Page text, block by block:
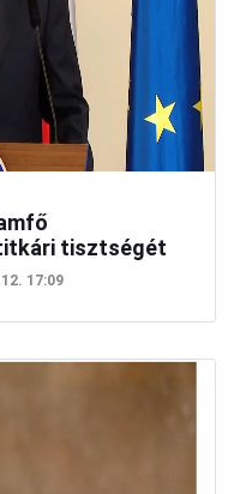
tisztségét
17:09